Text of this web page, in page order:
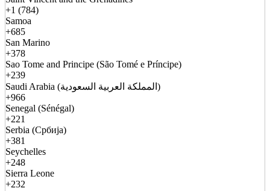
+1 (784)
Samoa
+685
San Marino
+378
Sao Tome and Principe (São Tomé e Príncipe)
+239
Saudi Arabia (المملكة العربية السعودية)
+966
Senegal (Sénégal)
+221
Serbia (Србија)
+381
Seychelles
+248
Sierra Leone
+232